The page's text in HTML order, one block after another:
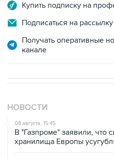
Купить подписку на
Подписаться на
Получать оперативные
канале
НОВОСТИ
08 августа, 15:45
В "Газпроме" заявили, что
хранилища Европы